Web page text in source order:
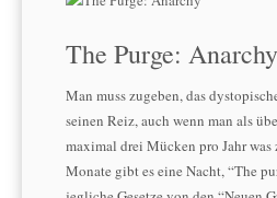
The Purge: Anarchy
Man muss zugeben, das
seinen Reiz, auch wenn man als
maximal drei Mücken pro Jahr
Monate gibt es eine Nacht, “The